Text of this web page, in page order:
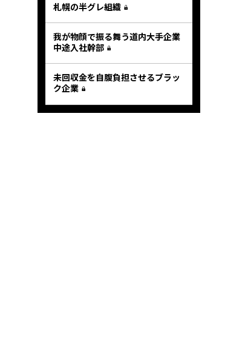
札幌の半グレ組織
我が物顔で振る舞う道内大手企業
中途入社幹部
未回収金を自腹負担させるブラッ
ク企業